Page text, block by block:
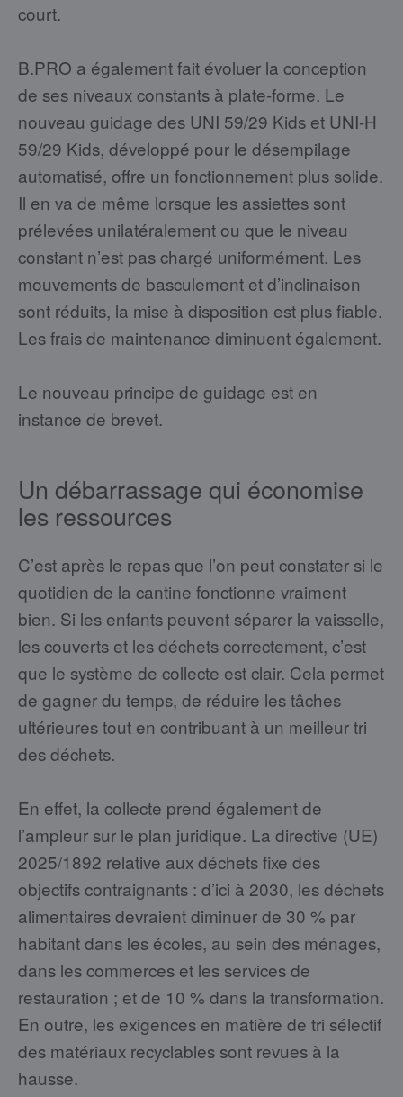
court.
B.PRO a également fait évoluer la conception
de ses niveaux constants à plate-forme. Le
nouveau guidage des UNI 59/29 Kids et UNI-H
59/29 Kids, développé pour le désempilage
automatisé, offre un fonctionnement plus solide.
Il en va de même lorsque les assiettes sont
prélevées unilatéralement ou que le niveau
constant n’est pas chargé uniformément. Les
mouvements de basculement et d’inclinaison
sont réduits, la mise à disposition est plus fiable.
Les frais de maintenance diminuent également.
Le nouveau principe de guidage est en
instance de brevet.
Un débarrassage qui économise
les ressources
C’est après le repas que l’on peut constater si le
quotidien de la cantine fonctionne vraiment
bien. Si les enfants peuvent séparer la vaisselle,
les couverts et les déchets correctement, c’est
que le système de collecte est clair. Cela permet
de gagner du temps, de réduire les tâches
ultérieures tout en contribuant à un meilleur tri
des déchets.
En effet, la collecte prend également de
l’ampleur sur le plan juridique. La directive (UE)
2025/1892 relative aux déchets fixe des
objectifs contraignants : d’ici à 2030, les déchets
alimentaires devraient diminuer de 30 % par
habitant dans les écoles, au sein des ménages,
dans les commerces et les services de
restauration ; et de 10 % dans la transformation.
En outre, les exigences en matière de tri sélectif
des matériaux recyclables sont revues à la
hausse.